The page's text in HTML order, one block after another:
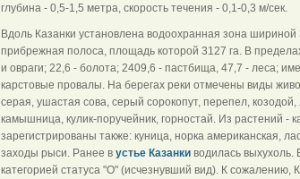
глубина - 0,5-1,5 метра, скорость течения - 0,1-0,3 м/сек.
Вдоль Казанки установлена водоохранная зона
прибрежная полоса, площадь которой 3127 га. В
и овраги; 22,6 - болота; 2409,6 - пастбища, 47,7 - леса;
карстовые провалы. На берегах реки отмечены виды
серая, ушастая сова, серый сорокопут, перепел,
камышница, кулик-поручейник, горностай. Из растений -
зарегистрированы также: куница, норка американская,
заходы рыси. Ранее в устье Казанки водилась выхухоль.
категорией статуса "О" (исчезнувший вид). К